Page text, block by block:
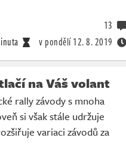
v pondělí12. 8. 2019
13
na Váš volant
rally závody s mnoha
si však stále udržuje
variaci závodů za